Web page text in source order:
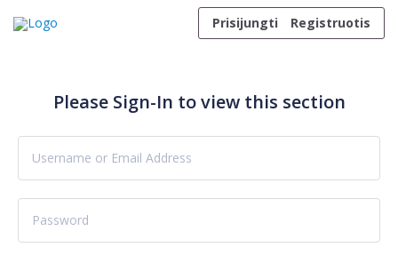
Prisijungti
Registruotis
Please Sign-In to view this section